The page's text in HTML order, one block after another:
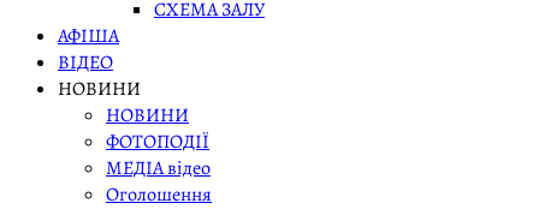
СХЕМА ЗАЛУ
АФІША
ВІДЕО
НОВИНИ
НОВИНИ
ФОТОПОДІЇ
МЕДІА відео
Оголошення